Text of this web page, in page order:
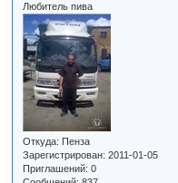
Любитель пива
Откуда: Пенза
Зарегистрирован: 2011-01-05
Приглашений: 0